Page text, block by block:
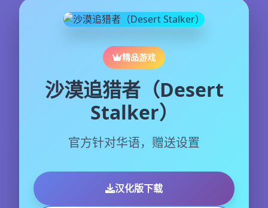
精品游戏
沙漠追猎者（Desert
Stalker）
官方针对华语，赠送设置
汉化版下载